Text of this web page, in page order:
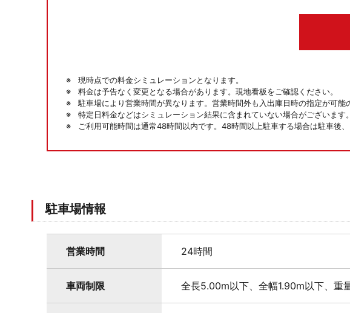
現時点での料金シミュレーションとなります。
料金は予告なく変更となる場合があります。現地看板をご確認ください。
駐車場により営業時間が異なります。営業時間外も入出庫日時の指定が可
特定日料金などはシミュレーション結果に含まれていない場合がございます。
ご利用可能時間は通常48時間以内です。48時間以上駐車する場合は駐車後、
駐車場情報
営業時間 24時間
車両制限 全長5.00m以下、全幅1.90m以下、重